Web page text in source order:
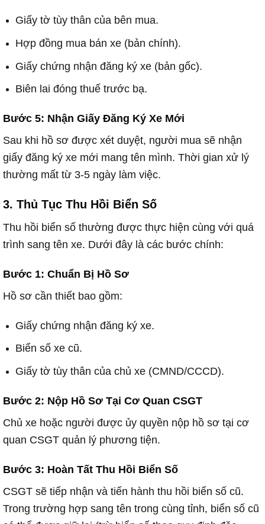
Giấy tờ tùy thân của bên mua.
Hợp đồng mua bán xe (bản chính).
Giấy chứng nhận đăng ký xe (bản gốc).
Biên lai đóng thuế trước bạ.
Bước 5: Nhận Giấy Đăng Ký Xe Mới
Sau khi hồ sơ được xét duyệt, người mua sẽ nhận
giấy đăng ký xe mới mang tên mình. Thời gian xử lý
thường mất từ 3-5 ngày làm việc.
3. Thủ Tục Thu Hồi Biển Số
Thu hồi biển số thường được thực hiện cùng với quá
trình sang tên xe. Dưới đây là các bước chính:
Bước 1: Chuẩn Bị Hồ Sơ
Hồ sơ cần thiết bao gồm:
Giấy chứng nhận đăng ký xe.
Biển số xe cũ.
Giấy tờ tùy thân của chủ xe (CMND/CCCD).
Bước 2: Nộp Hồ Sơ Tại Cơ Quan CSGT
Chủ xe hoặc người được ủy quyền nộp hồ sơ tại cơ
quan CSGT quản lý phương tiện.
Bước 3: Hoàn Tất Thu Hồi Biển Số
CSGT sẽ tiếp nhận và tiến hành thu hồi biển số cũ.
Trong trường hợp sang tên trong cùng tỉnh, biển số cũ